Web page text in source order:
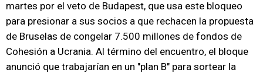
martes por el veto de Budapest, que usa este bloqueo
para presionar a sus socios a que rechacen la propuesta
de Bruselas de congelar 7.500 millones de fondos de
Cohesión a Ucrania. Al término del encuentro, el bloque
anunció que trabajarían en un "plan B" para sortear la